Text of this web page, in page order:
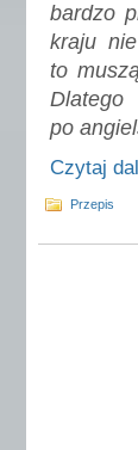
bardzo
kraju
to
po
Czytaj
Przepis